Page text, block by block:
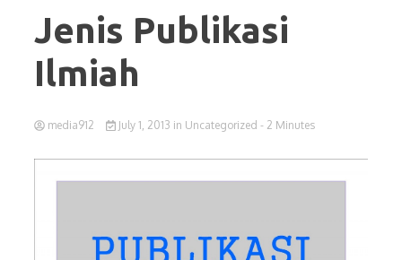
Jenis Publikasi
Ilmiah
media912 July 1, 2013 in Uncategorized - 2 Minutes